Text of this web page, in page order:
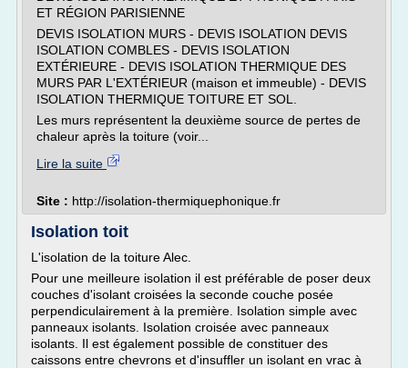
ET RÉGION PARISIENNE
DEVIS ISOLATION MURS - DEVIS ISOLATION DEVIS
ISOLATION COMBLES - DEVIS ISOLATION
EXTÉRIEURE - DEVIS ISOLATION THERMIQUE DES
MURS PAR L'EXTÉRIEUR (maison et immeuble) - DEVIS
ISOLATION THERMIQUE TOITURE ET SOL.
Les murs représentent la deuxième source de pertes de
chaleur après la toiture (voir...
Lire la suite
Site : http://isolation-thermiquephonique.fr
Isolation toit
L'isolation de la toiture Alec.
Pour une meilleure isolation il est préférable de poser deux
couches d'isolant croisées la seconde couche posée
perpendiculairement à la première. Isolation simple avec
panneaux isolants. Isolation croisée avec panneaux
isolants. Il est également possible de constituer des
caissons entre chevrons et d'insuffler un isolant en vrac à